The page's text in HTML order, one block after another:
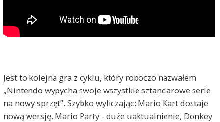
Jest to kolejna gra z cyklu, który roboczo nazwałem
„Nintendo wypycha swoje wszystkie sztandarowe serie
na nowy sprzęt”. Szybko wyliczając: Mario Kart dostaje
nową wersję, Mario Party - duże uaktualnienie, Donkey